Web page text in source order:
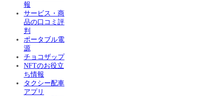
報
サービス・商
品の口コミ評
判
ポータブル電
源
チョコザップ
NFTのお役立
ち情報
タクシー配車
アプリ